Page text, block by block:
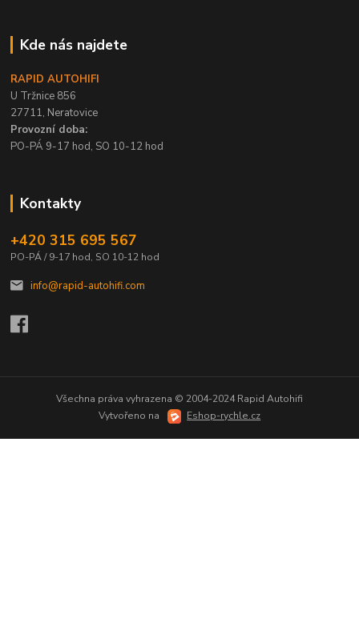
Kde nás najdete
RAPID AUTOHIFI
U Tržnice 856
27711, Neratovice
Provozní doba:
PO-PÁ 9-17 hod, SO 10-12 hod
Kontakty
+420 315 695 567
PO-PÁ / 9-17 hod, SO 10-12 hod
info@rapid-autohifi.com
Všechna práva vyhrazena © 2004-2024 Rapid Autohifi
Vytvořeno na
Eshop-rychle.cz